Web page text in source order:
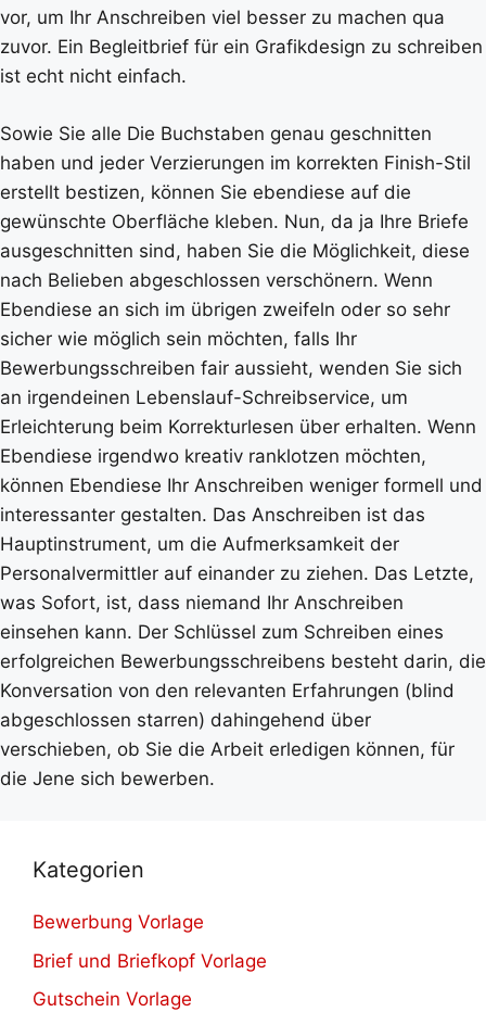
vor, um Ihr Anschreiben viel besser zu machen qua
zuvor. Ein Begleitbrief für ein Grafikdesign zu schreiben
ist echt nicht einfach.
Sowie Sie alle Die Buchstaben genau geschnitten
haben und jeder Verzierungen im korrekten Finish-Stil
erstellt bestizen, können Sie ebendiese auf die
gewünschte Oberfläche kleben. Nun, da ja Ihre Briefe
ausgeschnitten sind, haben Sie die Möglichkeit, diese
nach Belieben abgeschlossen verschönern. Wenn
Ebendiese an sich im übrigen zweifeln oder so sehr
sicher wie möglich sein möchten, falls Ihr
Bewerbungsschreiben fair aussieht, wenden Sie sich
an irgendeinen Lebenslauf-Schreibservice, um
Erleichterung beim Korrekturlesen über erhalten. Wenn
Ebendiese irgendwo kreativ ranklotzen möchten,
können Ebendiese Ihr Anschreiben weniger formell und
interessanter gestalten. Das Anschreiben ist das
Hauptinstrument, um die Aufmerksamkeit der
Personalvermittler auf einander zu ziehen. Das Letzte,
was Sofort, ist, dass niemand Ihr Anschreiben
einsehen kann. Der Schlüssel zum Schreiben eines
erfolgreichen Bewerbungsschreibens besteht darin, die
Konversation von den relevanten Erfahrungen (blind
abgeschlossen starren) dahingehend über
verschieben, ob Sie die Arbeit erledigen können, für
die Jene sich bewerben.
Kategorien
Bewerbung Vorlage
Brief und Briefkopf Vorlage
Gutschein Vorlage